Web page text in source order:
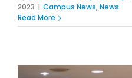
2023 | Campus News,News
Read More